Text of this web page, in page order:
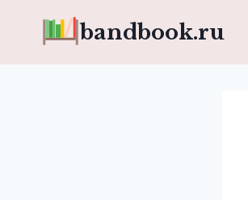
bandbook.ru